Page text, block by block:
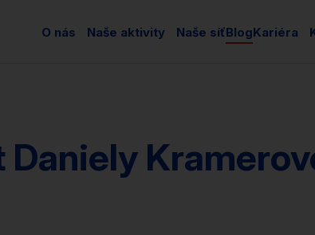
O nás Naše aktivity Naše síťBlogKariéra